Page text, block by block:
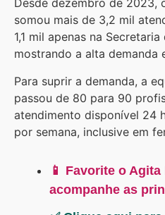
Desde dezembro de 2023,
somou mais de 3,2 mil
1,1 mil apenas na
mostrando a alta demanda
Para suprir a demanda, a
passou de 80 para 90
atendimento disponível 24
por semana, inclusive em
📱 Favorite o
acompanhe as